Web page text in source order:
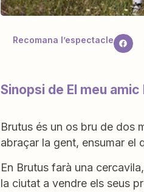
Recomana l’espectacle
Sinopsi de El meu amic
Brutus és un os bru de dos
abraçar la gent, ensumar el
En Brutus farà una
la ciutat a vendre els seus